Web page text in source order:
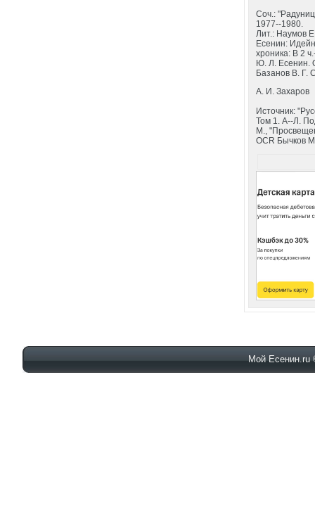
Соч.:
1977--1980.
Лит.: Наумов
Есенин:
хроника: В 2
Ю. Л. Есенин.
Базанов В. Г.
А. И. Захаров
Источник:
Том 1. А--Л.
М.,
OCR Бычков
Мой Есенин.ru